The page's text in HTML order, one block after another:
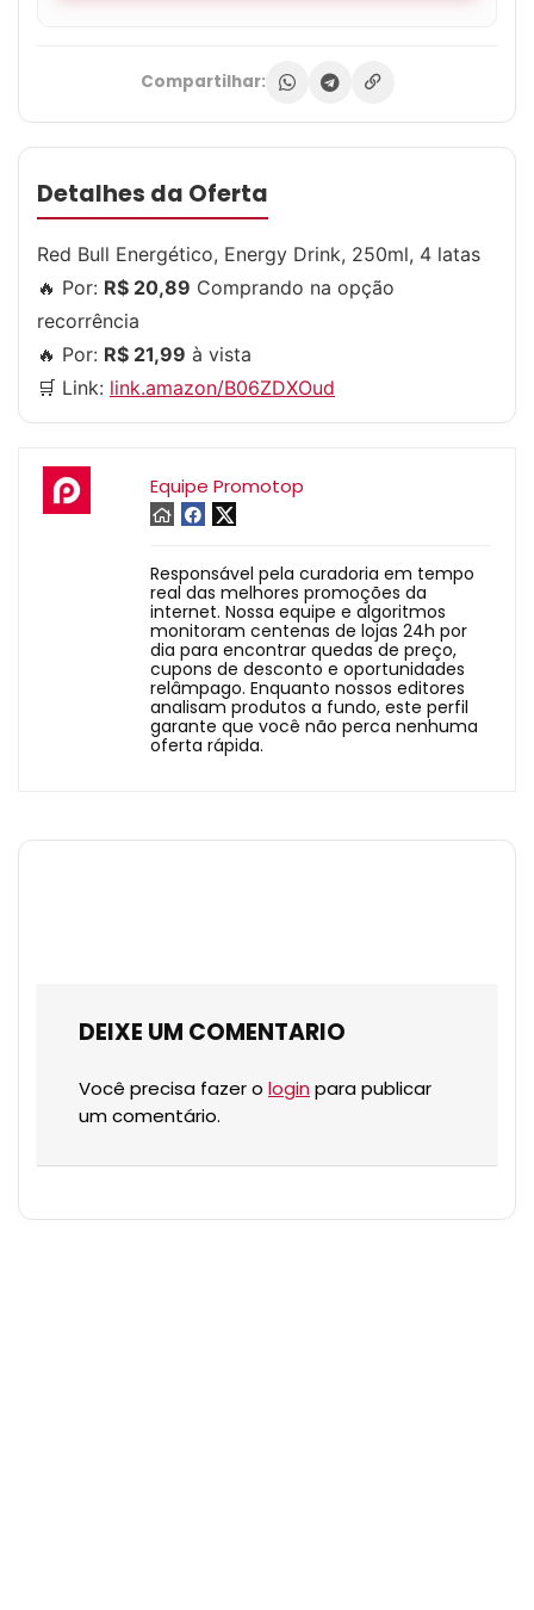
Compartilhar:
Detalhes da Oferta
Red Bull Energético, Energy Drink, 250ml, 4 latas
🔥 Por: R$ 20,89 Comprando na opção
recorrência
🔥 Por: R$ 21,99 à vista
🛒 Link: link.amazon/B06ZDXOud
Equipe Promotop
Responsável pela curadoria em tempo
real das melhores promoções da
internet. Nossa equipe e algoritmos
monitoram centenas de lojas 24h por
dia para encontrar quedas de preço,
cupons de desconto e oportunidades
relâmpago. Enquanto nossos editores
analisam produtos a fundo, este perfil
garante que você não perca nenhuma
oferta rápida.
DEIXE UM COMENTARIO
Você precisa fazer o login para publicar
um comentário.